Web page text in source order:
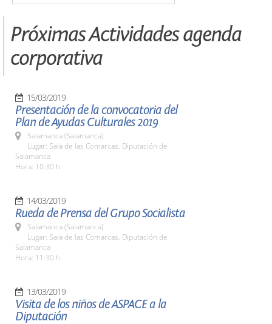
Próximas Actividades agenda
corporativa
15/03/2019
Presentación de la convocatoria del
Plan de Ayudas Culturales 2019
Salamanca (Salamanca)
Lugar: Sala de las Comarcas. Diputación de
Salamanca
Hora: 10:30 h.
14/03/2019
Rueda de Prensa del Grupo Socialista
Salamanca (Salamanca)
Lugar: Sala de las Comarcas. Diputación de
Salamanca
Hora: 11:30 h.
13/03/2019
Visita de los niños de ASPACE a la
Diputación